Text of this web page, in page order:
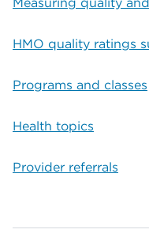
HMO quality ratings
Programs and classes
Health topics
Provider referrals